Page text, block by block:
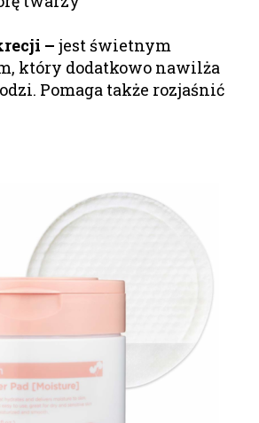
– jest świetnym
który dodatkowo nawilża
Pomaga także rozjaśnić